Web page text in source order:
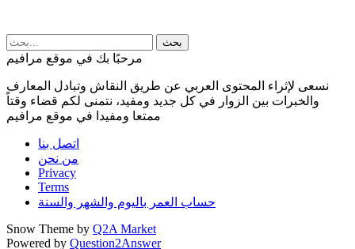
مرحبًا بك في موقع مرافيم
نسعى لإثراء المحتوى العربي عن طريق النقاش وتبادل المعارف
والخبرات بين الزوار في كل جديد ومفيد، نتمنى لكم قضاء وقتاً
ممتعا ومفيدا في موقع مرافيم
اتصل بنا
من نحن
Privacy
Terms
حساب العمر باليوم والشهر والسنة
Snow Theme by Q2A Market
Powered by Question2Answer